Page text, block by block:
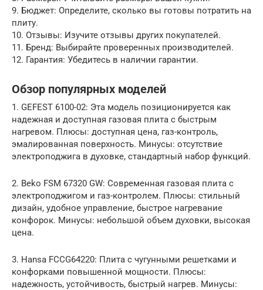
9. Бюджет: Определите, сколько вы готовы потратить на
плиту.
10. Отзывы: Изучите отзывы других покупателей.
11. Бренд: Выбирайте проверенных производителей.
12. Гарантия: Убедитесь в наличии гарантии.
Обзор популярных моделей
1. GEFEST 6100-02: Эта модель позиционируется как
надежная и доступная газовая плита с быстрым
нагревом. Плюсы: доступная цена, газ-контроль,
эмалированная поверхность. Минусы: отсутствие
электроподжига в духовке, стандартный набор функций.
2. Beko FSM 67320 GW: Современная газовая плита с
электроподжигом и газ-контролем. Плюсы: стильный
дизайн, удобное управление, быстрое нагревание
конфорок. Минусы: небольшой объем духовки, высокая
цена.
3. Hansa FCCG64220: Плита с чугунными решетками и
конфорками повышенной мощности. Плюсы:
надежность, устойчивость, быстрый нагрев. Минусы: